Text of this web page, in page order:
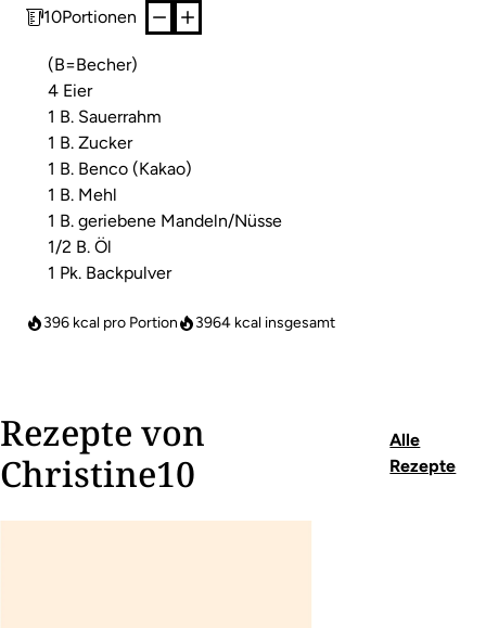
10Portionen
(B=Becher)
4 Eier
1 B. Sauerrahm
1 B. Zucker
1 B. Benco (Kakao)
1 B. Mehl
1 B. geriebene Mandeln/Nüsse
1/2 B. Öl
1 Pk. Backpulver
396 kcal pro Portion 3964 kcal insgesamt
Rezepte von
Christine10
Alle
Rezepte